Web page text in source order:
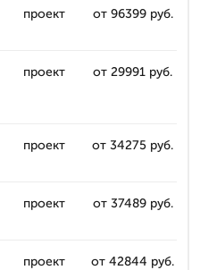
проект от 96399 руб.
проект от 29991 руб.
проект от 34275 руб.
проект от 37489 руб.
проект от 42844 руб.